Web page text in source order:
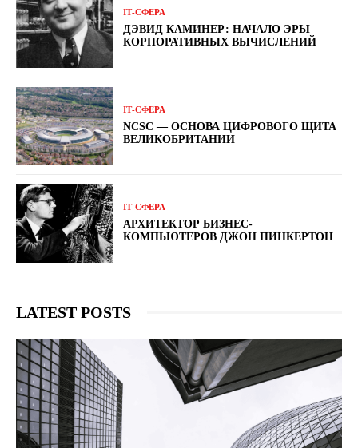
ІТ-СФЕРА
ДЭВИД КАМИНЕР: НАЧАЛО ЭРЫ
КОРПОРАТИВНЫХ ВЫЧИСЛЕНИЙ
ІТ-СФЕРА
NCSC — ОСНОВА ЦИФРОВОГО ЩИТА
ВЕЛИКОБРИТАНИИ
ІТ-СФЕРА
АРХИТЕКТОР БИЗНЕС-
КОМПЬЮТЕРОВ ДЖОН ПИНКЕРТОН
LATEST POSTS